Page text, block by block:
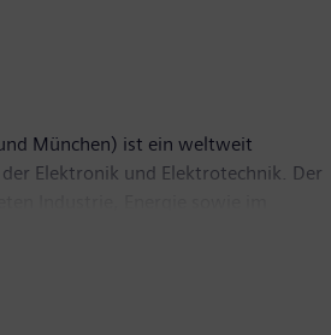
München) ist ein weltweit
Elektronik und Elektrotechnik. Der